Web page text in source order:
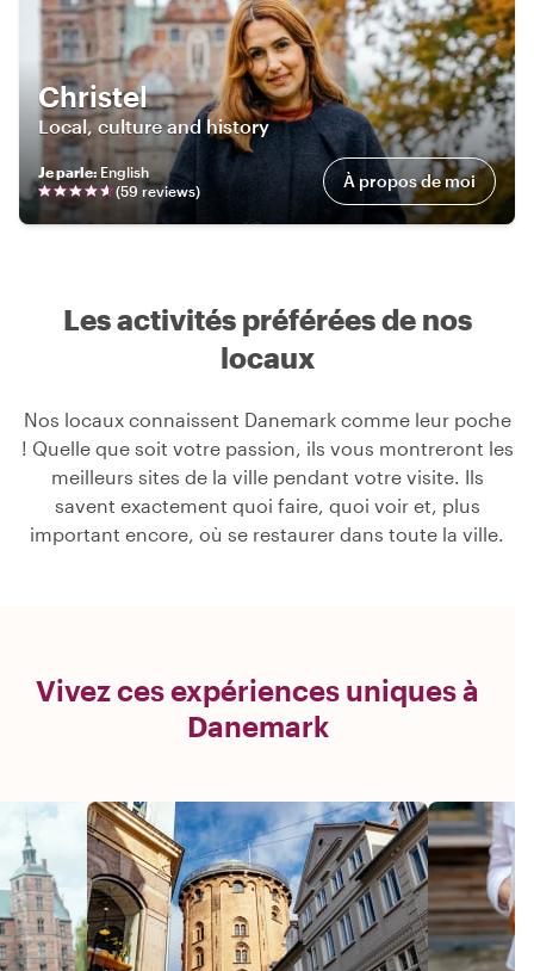
Christel
Local, culture and history
Je parle: English
(59 reviews) À propos de moi
Les activités préférées de nos
locaux
Nos locaux connaissent Danemark comme leur poche
! Quelle que soit votre passion, ils vous montreront les
meilleurs sites de la ville pendant votre visite. Ils
savent exactement quoi faire, quoi voir et, plus
important encore, où se restaurer dans toute la ville.
Vivez ces expériences uniques à
Danemark